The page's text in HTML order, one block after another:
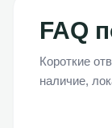
FAQ
Короткие
наличие,